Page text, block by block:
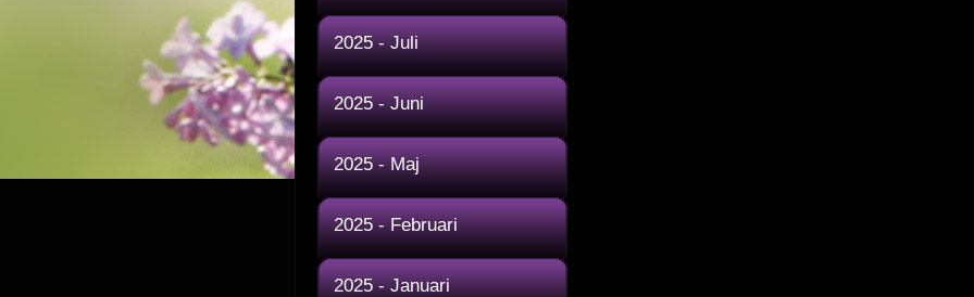
2025 - Juli
2025 - Juni
2025 - Maj
2025 - Februari
2025 - Januari